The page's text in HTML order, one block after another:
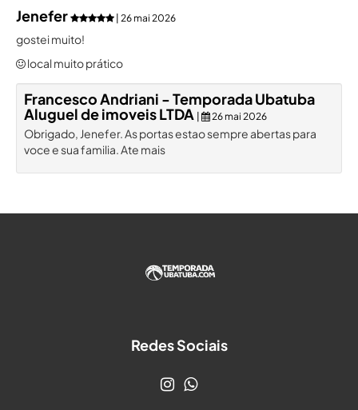
Jenefer | 26 mai 2026
gostei muito!
local muito prático
Francesco Andriani - Temporada Ubatuba
Aluguel de imoveis LTDA | 26 mai 2026
Obrigado, Jenefer. As portas estao sempre abertas para
voce e sua familia. Ate mais
Redes Sociais